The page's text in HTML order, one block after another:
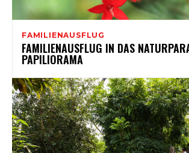
FAMILIENAUSFLUG
FAMILIENAUSFLUG IN DAS
PAPILIORAMA